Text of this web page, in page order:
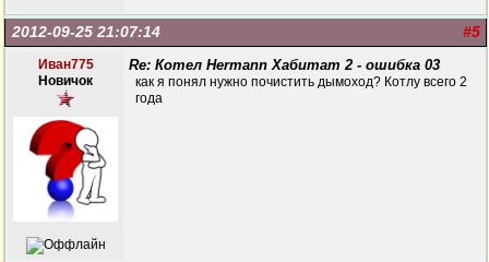
#5
2012-09-25 21:07:14
Иван775
Новичок
Re: Котел Hermann Хабитат 2 - ошибка 03
как я понял нужно почистить дымоход? Котлу всего 2
года